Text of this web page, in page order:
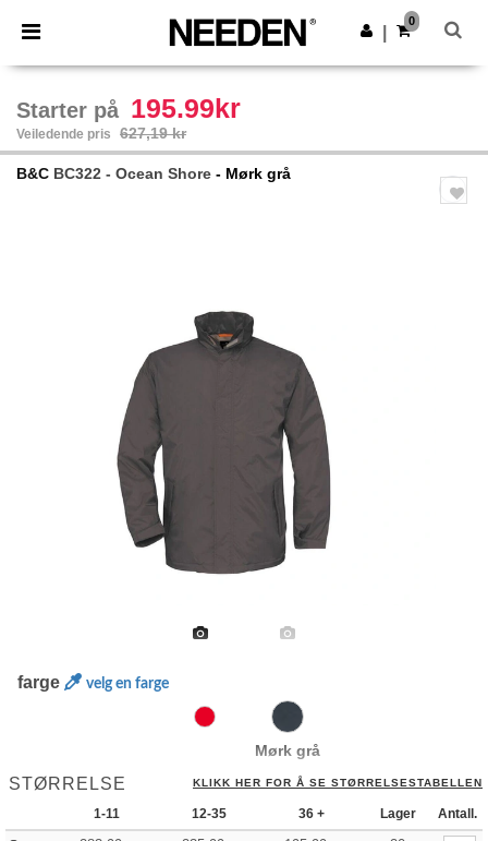
× Needen-app
Bedre priser i appen!
Last ned app
0
Starter på 195.99kr
Veiledende pris 627,19 kr
B&C BC322 - Ocean Shore - Mørk grå
farge velg en farge
Mørk grå
STØRRELSE KLIKK HER FOR Å SE STØRRELSESTABELLEN
1-11 12-35 36 + Lager Antall.